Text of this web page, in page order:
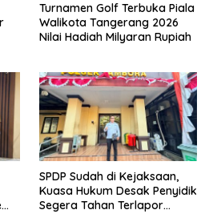
Turnamen Golf Terbuka Piala
Walikota Tangerang 2026
Nilai Hadiah Milyaran Rupiah
SPDP Sudah di Kejaksaan,
Kuasa Hukum Desak Penyidik
Segera Tahan Terlapor